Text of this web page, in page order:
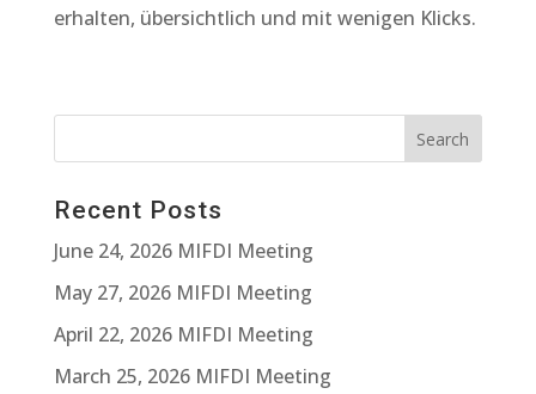
erhalten, übersichtlich und mit wenigen Klicks.
Recent Posts
June 24, 2026 MIFDI Meeting
May 27, 2026 MIFDI Meeting
April 22, 2026 MIFDI Meeting
March 25, 2026 MIFDI Meeting